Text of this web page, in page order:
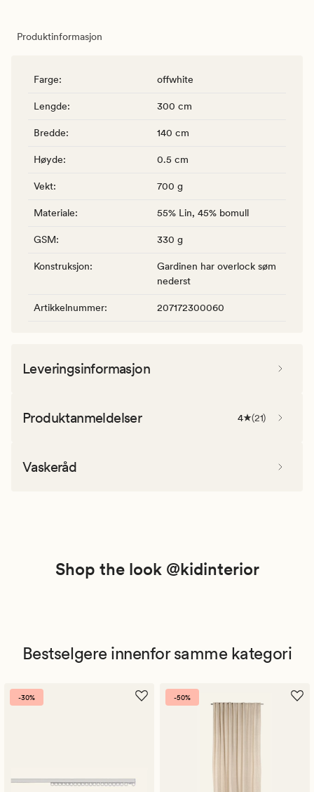
Produktinformasjon
Farge: offwhite
Lengde: 300 cm
Bredde: 140 cm
Høyde: 0.5 cm
Vekt: 700 g
Materiale: 55% Lin, 45% bomull
GSM: 330 g
Konstruksjon:
Gardinen har overlock søm
nederst
Artikkelnummer: 207172300060
Leveringsinformasjon
Produktanmeldelser 4 (21)
Vaskeråd
Shop the look @kidinterior
Bestselgere innenfor samme kategori
-30% -50%